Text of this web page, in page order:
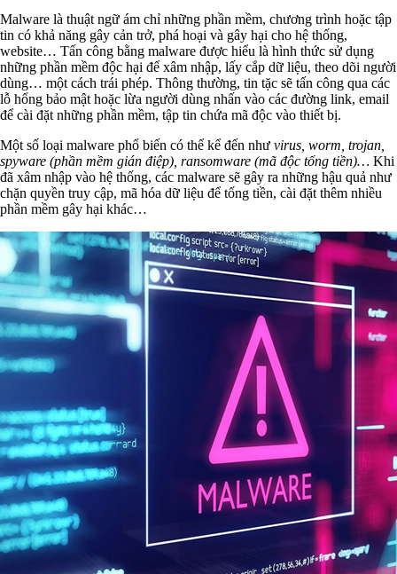
Malware là thuật ngữ ám chỉ những phần mềm, chương trình hoặc tập
tin có khả năng gây cản trở, phá hoại và gây hại cho hệ thống,
website… Tấn công bằng malware được hiểu là hình thức sử dụng
những phần mềm độc hại để xâm nhập, lấy cắp dữ liệu, theo dõi người
dùng… một cách trái phép. Thông thường, tin tặc sẽ tấn công qua các
lỗ hổng bảo mật hoặc lừa người dùng nhấn vào các đường link, email
để cài đặt những phần mềm, tập tin chứa mã độc vào thiết bị.
Một số loại malware phổ biến có thể kể đến như virus, worm, trojan,
spyware (phần mềm gián điệp), ransomware (mã độc tống tiền)… Khi
đã xâm nhập vào hệ thống, các malware sẽ gây ra những hậu quả như
chặn quyền truy cập, mã hóa dữ liệu để tống tiền, cài đặt thêm nhiều
phần mềm gây hại khác…